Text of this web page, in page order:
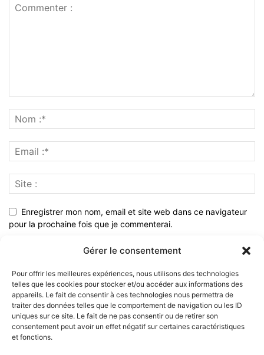
Gérer le consentement
Pour offrir les meilleures expériences, nous utilisons des technologies
telles que les cookies pour stocker et/ou accéder aux informations des
appareils. Le fait de consentir à ces technologies nous permettra de
traiter des données telles que le comportement de navigation ou les ID
uniques sur ce site. Le fait de ne pas consentir ou de retirer son
consentement peut avoir un effet négatif sur certaines caractéristiques
et fonctions.
Enregistrer mon nom, email et site web dans ce navigateur
pour la prochaine fois que je commenterai.